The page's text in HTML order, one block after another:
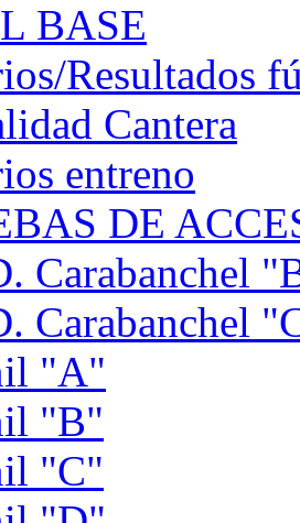
BASE
Resultados
Cantera
entreno
DE
Carabanchel
Carabanchel
"A"
"B"
"C"